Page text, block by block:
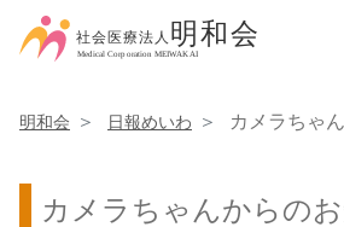
明和会 日報めいわ カメラちゃ
カメラちゃんからの